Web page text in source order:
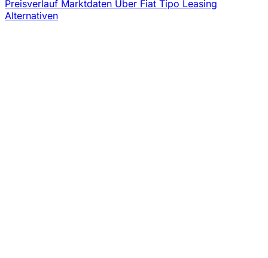
Preisverlauf Marktdaten Über Fiat Tipo Leasing
Alternativen